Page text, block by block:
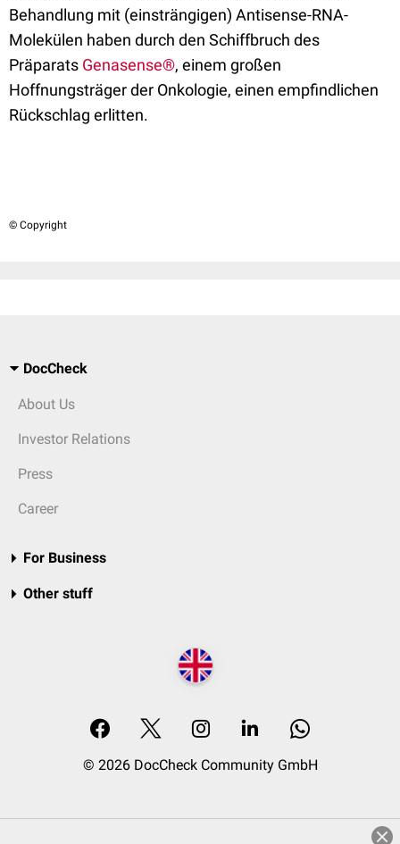
Behandlung mit (einsträngigen) Antisense-RNA-
Molekülen haben durch den Schiffbruch des
Präparats Genasense®, einem großen
Hoffnungsträger der Onkologie, einen empfindlichen
Rückschlag erlitten.
© Copyright
DocCheck
About Us
Investor Relations
Press
Career
For Business
Other stuff
© 2026 DocCheck Community GmbH